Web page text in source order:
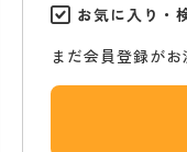
お気に入り・
まだ会員登録が